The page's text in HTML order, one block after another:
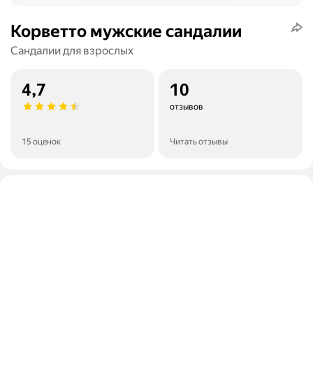
Корветто мужские сандалии
Сандалии для взрослых
4,7
15 оценок
10
отзывов
Читать отзывы